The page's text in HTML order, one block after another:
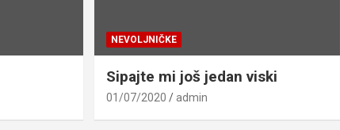
NEVOLJNIČKE
Sipajte mi još jedan viski
01/07/2020 admin